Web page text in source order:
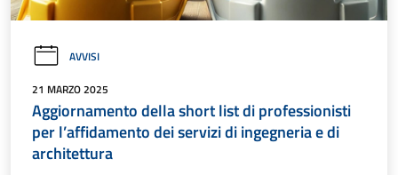
AVVISI
21 MARZO 2025
Aggiornamento della short list di professionisti
per l’affidamento dei servizi di ingegneria e di
architettura